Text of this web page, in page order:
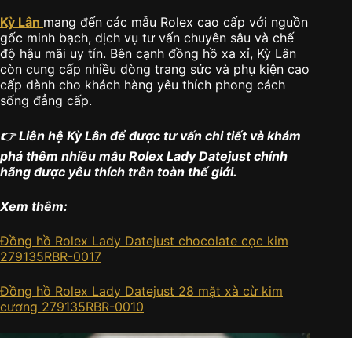
Kỳ Lân mang đến các mẫu Rolex cao cấp với nguồn
gốc minh bạch, dịch vụ tư vấn chuyên sâu và chế
độ hậu mãi uy tín. Bên cạnh đồng hồ xa xỉ, Kỳ Lân
còn cung cấp nhiều dòng trang sức và phụ kiện cao
cấp dành cho khách hàng yêu thích phong cách
sống đẳng cấp.
👉 Liên hệ Kỳ Lân để được tư vấn chi tiết và khám
phá thêm nhiều mẫu Rolex Lady Datejust chính
hãng được yêu thích trên toàn thế giới.
Xem thêm:
Đồng hồ Rolex Lady Datejust chocolate cọc kim
279135RBR-0017
Đồng hồ Rolex Lady Datejust 28 mặt xà cừ kim
cương 279135RBR-0010